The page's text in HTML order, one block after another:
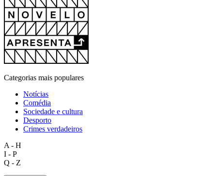
Categorias mais populares
Notícias
Comédia
Sociedade e cultura
Desporto
Crimes verdadeiros
A - H
I - P
Q - Z